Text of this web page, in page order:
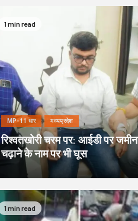
1 min read
MP-11 धार मध्यप्रदेश
रिश्वतखोरी चरम पर: आईडी पर जमीन
चढ़ाने के नाम पर भी घूस
1 min read